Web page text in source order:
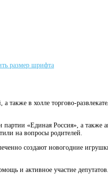
в холле торгово-
«Единая Россия», а также
на вопросы родителей.
создают новогодние
и активное участие